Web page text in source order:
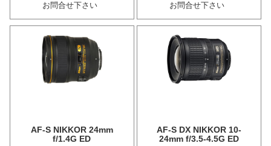
お問合せ下さい
お問合せ下さい
AF-S NIKKOR 24mm
f/1.4G ED
AF-S DX NIKKOR 10-
24mm f/3.5-4.5G ED